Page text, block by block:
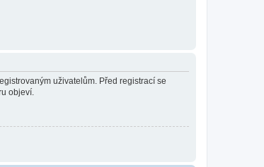
uživatelům. Před registrací se
objeví.